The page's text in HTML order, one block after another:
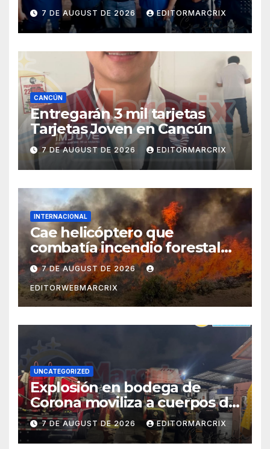
7 DE AUGUST DE 2026 EDITORMARCRIX
CANCÚN
Entregarán 3 mil tarjetas
Tarjetas Joven en Cancún
7 DE AUGUST DE 2026 EDITORMARCRIX
INTERNACIONAL
Cae helicóptero que
combatía incendio forestal
en Utah
7 DE AUGUST DE 2026
EDITORWEBMARCRIX
UNCATEGORIZED
Explosión en bodega de
Corona moviliza a cuerpos de
emergencia en Cancún
7 DE AUGUST DE 2026 EDITORMARCRIX